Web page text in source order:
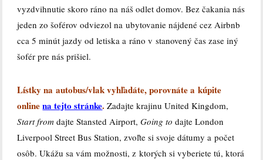
vyzdvihnutie skoro ráno na náš odlet domov. Bez čakania nás
jeden zo šoférov odviezol na ubytovanie nájdené cez Airbnb
cca 5 minút jazdy od letiska a ráno v stanovený čas zase iný
šofér pre nás prišiel.
Lístky na autobus/vlak vyhľadáte, porovnáte a kúpite
onlinena tejto stránke. Zadajte krajinu United Kingdom,
Start from dajte Stansted Airport,Going to dajte London
Liverpool Street Bus Station, zvoľte si svoje dátumy a počet
osôb. Ukážu sa vám možnosti, z ktorých si vyberiete tú, ktorá